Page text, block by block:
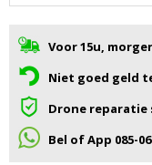
Voor 15u,
Niet goed geld
Drone reparatie
Bel of App 085-